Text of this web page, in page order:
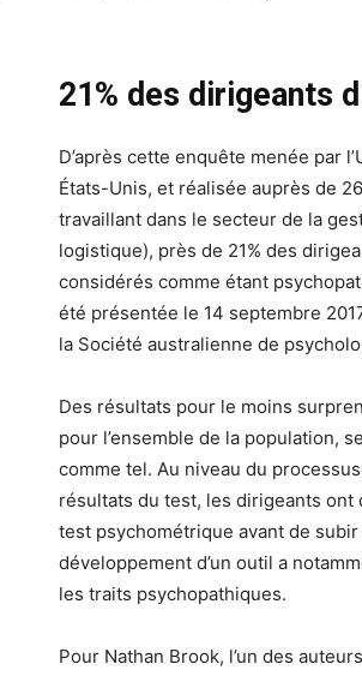
21% des dirigeants
D’après cette enquête menée par
États-Unis, et réalisée auprès de
travaillant dans le secteur de la
logistique), près de 21% des
considérés comme étant
été présentée le 14 septembre
la Société australienne de
Des résultats pour le moins
pour l’ensemble de la population,
comme tel. Au niveau du
résultats du test, les dirigeants ont
test psychométrique avant de
développement d’un outil a
les traits psychopathiques.
Pour Nathan Brook, l’un des